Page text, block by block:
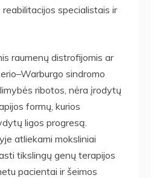
specialistais ir
raumenų distrofijomis ar
sindromo
ribotos, nėra įrodytų
formų, kurios
ligos progresą.
atliekami moksliniai
tikslingų genų terapijos
pacientai ir šeimos